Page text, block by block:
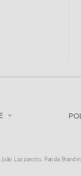
Lazzarotto, Panda